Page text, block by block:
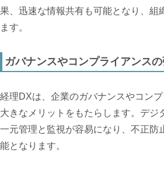
果、迅速な情報共有も可能となり、組
ます。
ガバナンスやコンプライアンス
経理DXは、企業のガバナンスやコン
大きなメリットをもたらします。デジ
一元管理と監視が容易になり、不正防
能となります。